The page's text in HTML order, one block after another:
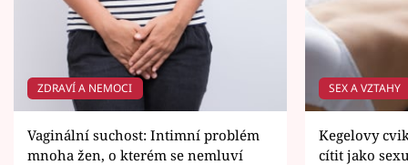
ZDRAVÍ A NEMOCI
Vaginální suchost: Intimní problém
mnoha žen, o kterém se nemluví
SEX A VZTAHY
Kegelovy
cítit jako